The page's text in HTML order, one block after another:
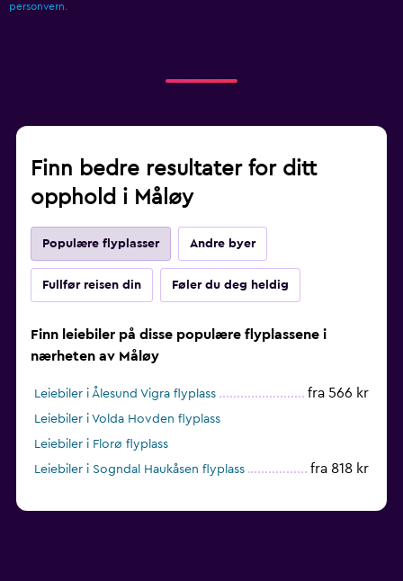
personvern.
Finn bedre resultater for ditt
opphold i Måløy
Populære flyplasser Andre byer
Fullfør reisen din Føler du deg heldig
Finn leiebiler på disse populære flyplassene i
nærheten av Måløy
Leiebiler i Ålesund Vigra flyplass fra 566 kr
Leiebiler i Volda Hovden flyplass
Leiebiler i Florø flyplass
Leiebiler i Sogndal Haukåsen flyplass
fra 818 kr